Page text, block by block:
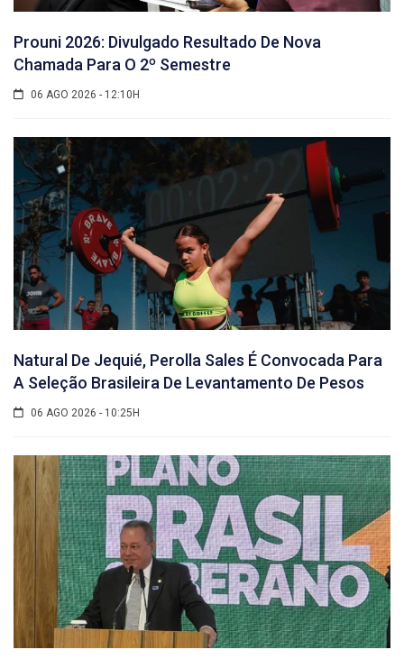
Prouni 2026: Divulgado Resultado De Nova
Chamada Para O 2º Semestre
06 AGO 2026 - 12:10H
Natural De Jequié, Perolla Sales É Convocada Para
A Seleção Brasileira De Levantamento De Pesos
06 AGO 2026 - 10:25H